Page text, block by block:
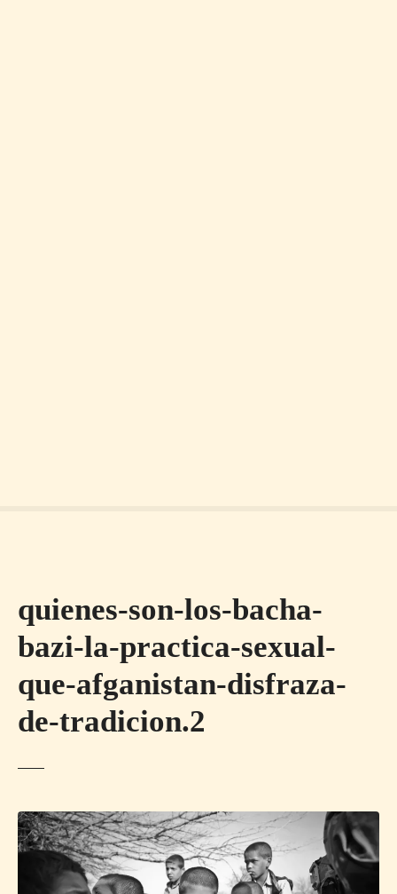
quienes-son-los-bacha-
bazi-la-practica-sexual-
que-afganistan-disfraza-
de-tradicion.2